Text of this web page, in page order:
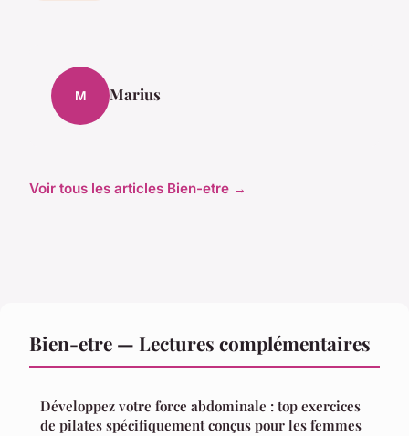
M Marius
Voir tous les articles Bien-etre →
Bien-etre — Lectures complémentaires
Développez votre force abdominale : top exercices
de pilates spécifiquement conçus pour les femmes